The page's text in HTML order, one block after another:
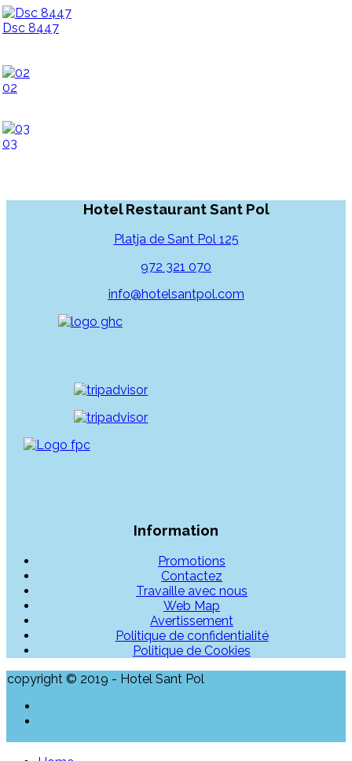
Dsc 8447
02
03
Hotel Restaurant Sant Pol
Platja de Sant Pol 125
972 321 070
info@hotelsantpol.com
Information
Promotions
Contactez
Travaille avec nous
Web Map
Avertissement
Politique de confidentialité
Politique de Cookies
copyright © 2019 - Hotel Sant Pol